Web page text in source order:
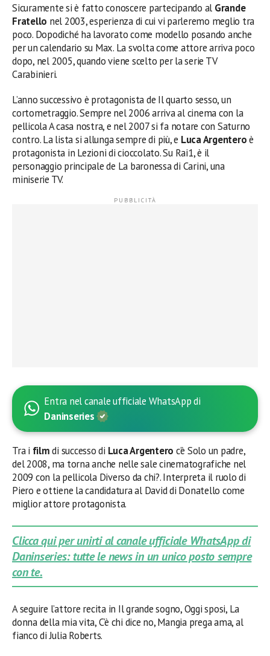
Sicuramente si è fatto conoscere partecipando al Grande
Fratello nel 2003, esperienza di cui vi parleremo meglio tra
poco. Dopodiché ha lavorato come modello posando anche
per un calendario su Max. La svolta come attore arriva poco
dopo, nel 2005, quando viene scelto per la serie TV
Carabinieri.
L’anno successivo è protagonista de Il quarto sesso, un
cortometraggio. Sempre nel 2006 arriva al cinema con la
pellicola A casa nostra, e nel 2007 si fa notare con Saturno
contro. La lista si allunga sempre di più, e Luca Argenteroè
protagonista in Lezioni di cioccolato. Su Rai1, è il
personaggio principale de La baronessa di Carini, una
miniserie TV.
Entra nel canale ufficiale WhatsApp di
Daninseries
Tra i filmdi successo di Luca Argentero c’è Solo un padre,
del 2008, ma torna anche nelle sale cinematografiche nel
2009 con la pellicola Diverso da chi?. Interpreta il ruolo di
Piero e ottiene la candidatura al David di Donatello come
miglior attore protagonista.
Clicca qui per unirti al canale ufficiale WhatsApp di
Daninseries: tutte le news in un unico posto sempre
con te.
A seguire l’attore recita in Il grande sogno, Oggi sposi, La
donna della mia vita, C’è chi dice no, Mangia prega ama, al
fianco di Julia Roberts.